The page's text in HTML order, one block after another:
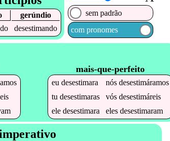
gerúndio
desestimando
sem padrão
com pronomes
mais-que-perfeito
eudesestimara nósdesestimáramos
tudesestimaras vósdesestimáreis
eledesestimara elesdesestimaram